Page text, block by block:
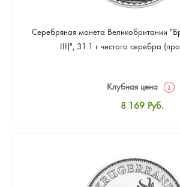
Серебряная монета Великобритании
III)", 31.1 г чистого серебра
Клубная цена
8 169 Руб.
Звоните